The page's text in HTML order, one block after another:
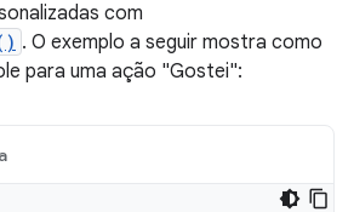
com
. O exemplo a seguir mostra como
para uma ação "Gostei":